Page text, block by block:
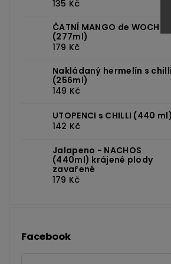
135 Kč
ČATNÍ MANGO de WOCH
(277ml)
179 Kč
Nakládaný hermelín s chilli
(256ml)
149 Kč
UTOPENCI s CHILLI (440 ml)
142 Kč
Jalapeno - NACHOS
(440ml) krájené plody
zavařené
179 Kč
Facebook